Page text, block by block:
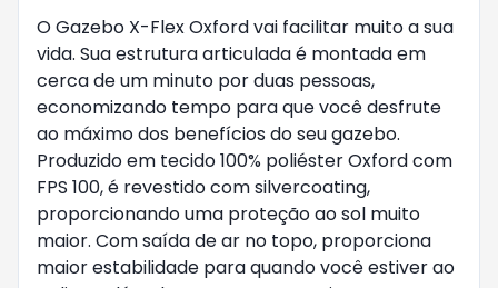
O Gazebo X-Flex Oxford vai facilitar muito a sua
vida. Sua estrutura articulada é montada em
cerca de um minuto por duas pessoas,
economizando tempo para que você desfrute
ao máximo dos benefícios do seu gazebo.
Produzido em tecido 100% poliéster Oxford com
FPS 100, é revestido com silvercoating,
proporcionando uma proteção ao sol muito
maior. Com saída de ar no topo, proporciona
maior estabilidade para quando você estiver ao